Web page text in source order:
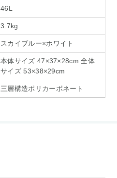
46L
3.7kg
スカイブルー×ホワイト
本体サイズ 47×37×28cm 全体
サイズ 53×38×29cm
三層構造ポリカーボネート